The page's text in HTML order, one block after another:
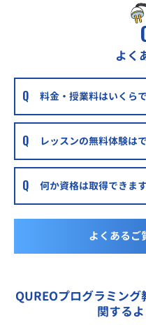
よく
料金・授業料はいくら
レッスンの無料体験は
何か資格は取得できま
よくあるご
QUREOプログラミン
関する